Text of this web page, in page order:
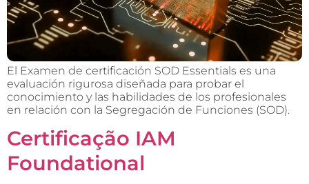
El Examen de certificación SOD Essentials es una
evaluación rigurosa diseñada para probar el
conocimiento y las habilidades de los profesionales
en relación con la Segregación de Funciones (SOD).
Certificação IAM
Foundational